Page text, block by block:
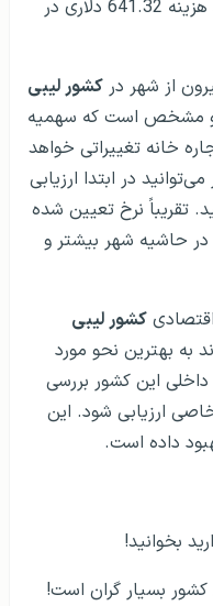
شما با انتخاب بیرون شهر می‌توانید هزینه 641.32 دلاری در
از شهر در کشور لیبی
و مشخص است که سهمیه
خانه تغییراتی خواهد
در ابتدا ارزیابی
تقریباً نرخ تعیین شده
در حاشیه شهر بیشتر و
کشور لیبی
به بهترین نحو مورد
داخلی این کشور بررسی
ارزیابی شود. این
داده است.
بخوانید!
بسیار گران است!